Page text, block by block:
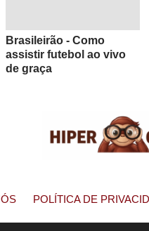
Brasileirão - Como
assistir futebol ao vivo
de graça
POLÍTICA DE